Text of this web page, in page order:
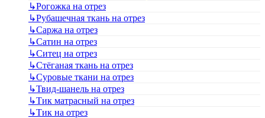
↳Рогожка на отрез
↳Рубашечная ткань на отрез
↳Саржа на отрез
↳Сатин на отрез
↳Ситец на отрез
↳Стёганая ткань на отрез
↳Суровые ткани на отрез
↳Твид-шанель на отрез
↳Тик матрасный на отрез
↳Тик на отрез